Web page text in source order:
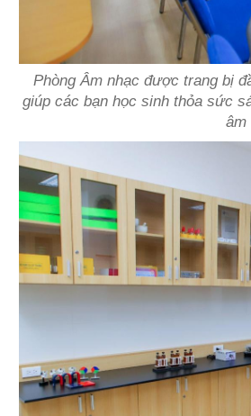
Phòng Âm nhạc được trang bị
giúp các bạn học sinh thỏa sức
âm